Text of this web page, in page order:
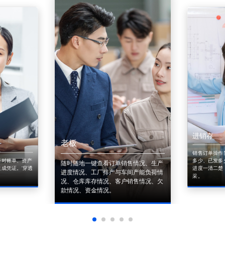
账单、资产
凭证。'穿透
老板
随时随地一键查看订单销售情况、生产
进度情况、工厂排产与车间产能负荷情
况、仓库库存情况、客户销售情况、欠
款情况、资金情况。
进销存
销售订单操作
多少、已发多
进度一清二楚
采。